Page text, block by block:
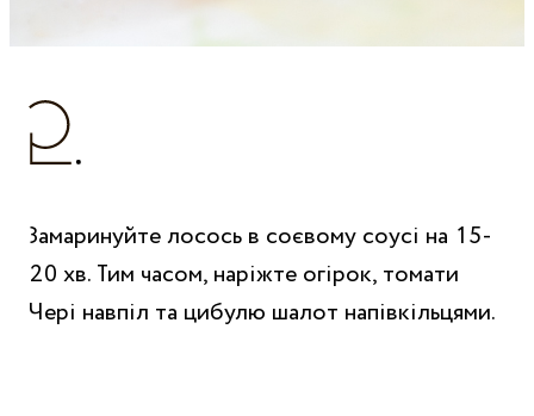
Замаринуйте лосось в соєвому соусі на 15-
20 хв. Тим часом, наріжте огірок, томати
Чері навпіл та цибулю шалот напівкільцями.